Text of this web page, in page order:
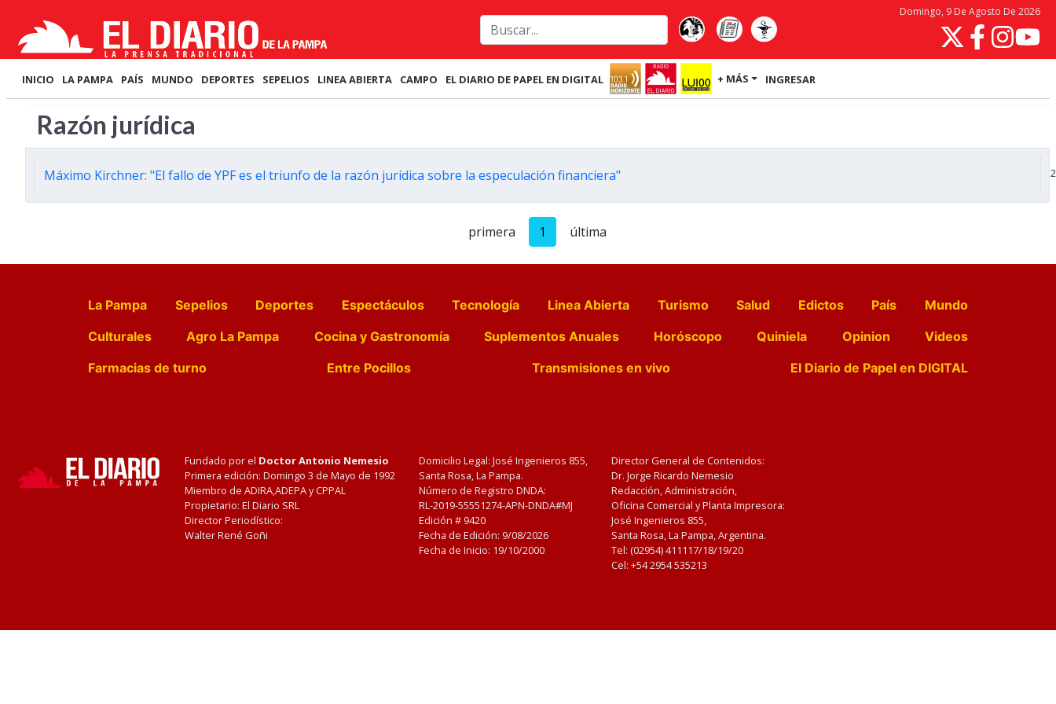
Domingo, 9 De Agosto De 2026
INICIO LA PAMPA PAÍS MUNDO DEPORTES SEPELIOS LINEA ABIERTA CAMPO EL DIARIO DE PAPEL EN DIGITAL + MÁS INGRESAR
Razón jurídica
Máximo Kirchner: "El fallo de YPF es el triunfo de la razón jurídica sobre la especulación financiera"
primera 1 última
La Pampa Sepelios Deportes Espectáculos Tecnología Linea Abierta Turismo Salud Edictos País
Mundo
Culturales
Agro La Pampa Cocina y Gastronomía Suplementos Anuales Horóscopo Quiniela Opinion
Videos
Farmacias de turno
Entre Pocillos Transmisiones en vivo El Diario de Papel en DIGITAL
Fundado por el Doctor Antonio Nemesio
Primera edición: Domingo 3 de Mayo de 1992
Miembro de ADIRA,ADEPA y CPPAL
Propietario: El Diario SRL
Director Periodístico:
Walter René Goñi
Domicilio Legal: José Ingenieros 855,
Santa Rosa, La Pampa.
Número de Registro DNDA:
RL-2019-55551274-APN-DNDA#MJ
Edición # 9420
Fecha de Edición: 9/08/2026
Fecha de Inicio: 19/10/2000
Director General de Contenidos:
Dr. Jorge Ricardo Nemesio
Redacción, Administración,
Oficina Comercial y Planta Impresora:
José Ingenieros 855,
Santa Rosa, La Pampa, Argentina.
Tel: (02954) 411117/18/19/20
Cel: +54 2954 535213